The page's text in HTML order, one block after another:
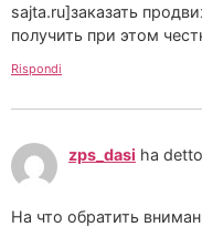
sajta.ru]заказать
получить при этом
Rispondi
zps_dasi ha
На что обратить